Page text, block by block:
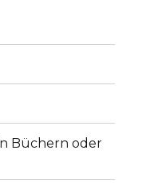
Büchern oder